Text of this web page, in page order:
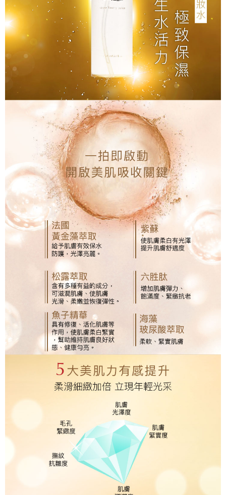
每筆NT$80，滿NT$2,000(含以上)免運費
新竹貨運
每筆NT$80，滿NT$2,000(含以上)免運費
離島宅配
每筆NT$120，滿NT$2,000(含以上)免運費